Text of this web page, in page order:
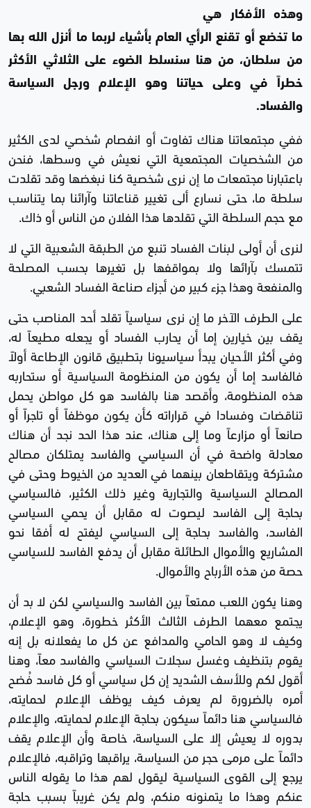
وهذه الأفكار هي
ما تخضع أو تقنع الرأي العام بأشياء لربما ما أنزل الله بها
من سلطان، من هنا سنسلط الضوء على الثلاثي الأكثر
خطراً في وعلى حياتنا وهو الإعلام ورجل السياسة
والفساد.
ففي مجتمعاتنا هناك تفاوت أو انفصام شخصي لدى الكثير
من الشخصيات المجتمعية التي نعيش في وسطها، فنحن
باعتبارنا مجتمعات ما إن نرى شخصية كنا نبغضها وقد تقلدت
سلطة ما، حتى نسارع ألى تغيير قناعاتنا وآرائنا بما يتناسب
مع حجم السلطة التي تقلدها هذا الفلان من الناس أو ذاك.
لنرى أن أولى لبنات الفساد تنبع من الطبقة الشعبية التي لا
تتمسك بآرائها ولا بمواقفها بل تغيرها بحسب المصلحة
والمنفعة وهذا جزء كبير من أجزاء صناعة الفساد الشعبي.
على الطرف الآخر ما إن نرى سياسياً تقلد أحد المناصب حتى
يقف بين خيارين إما أن يحارب الفساد أو يجعله مطيعاً له،
وفي أكثر الأحيان يبدأ سياسيونا بتطبيق قانون الإطاعة أولاً
فالفاسد إما أن يكون من المنظومة السياسية أو ستحاربه
هذه المنظومة، وأقصد هنا بالفاسد هو كل مواطن يحمل
تناقضات وفسادا في قراراته كأن يكون موظفاً أو تاجراً أو
صانعاً أو مزارعاً وما إلى هناك، عند هذا الحد نجد أن هناك
معادلة واضحة في أن السياسي والفاسد يمتلكان مصالح
مشتركة ويتقاطعان بينهما في العديد من الخيوط وحتى في
المصالح السياسية والتجارية وغير ذلك الكثير، فالسياسي
بحاجة إلى الفاسد ليصوت له مقابل أن يحمي السياسي
الفاسد، والفاسد بحاجة إلى السياسي ليفتح له أفقا نحو
المشاريع والأموال الطائلة مقابل أن يدفع الفاسد للسياسي
حصة من هذه الأرباح والأموال.
وهنا يكون اللعب ممتعاً بين الفاسد والسياسي لكن لا بد أن
يجتمع معهما الطرف الثالث الأكثر خطورة، وهو الإعلام،
وكيف لا وهو الحامي والمدافع عن كل ما يفعلانه بل إنه
يقوم بتنظيف وغسل سجلات السياسي والفاسد معاً، وهنا
أقول لكم وللأسف الشديد إن كل سياسي أو كل فاسد فُضح
أمره بالضرورة لم يعرف كيف يوظف الإعلام لحمايته،
فالسياسي هنا دائماً سيكون بحاجة الإعلام لحمايته، والإعلام
بدوره لا يعيش إلا على السياسة، خاصة وأن الإعلام يقف
دائماً على مرمى حجر من السياسة، يراقبها وتراقبه، فالإعلام
يرجع إلى القوى السياسية ليقول لهم هذا ما يقوله الناس
عنكم وهذا ما يتمنونه منكم، ولم يكن غريباً بسبب حاجة